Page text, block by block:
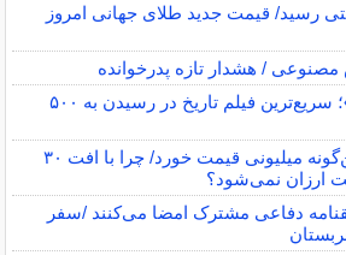
رسید/ قیمت جدید طلای جهانی امروز
/ هشدار تازه پدرخوانده
«مرد عنکبوتی: روزی نو»؛ سریع‌ترین فیلم تاریخ در رسیدن به ۵۰۰
گوشت ۴ هزار تومانی این‌گونه میلیونی قیمت خورد/ چرا با افت ۳۰
ارزان نمی‌شود؟
دفاعی مشترک امضا می‌کنند /سفر